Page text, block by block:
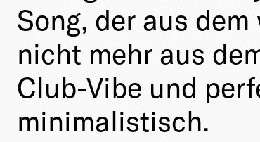
Song, der aus
nicht mehr aus
Club-Vibe und
minimalistisch.